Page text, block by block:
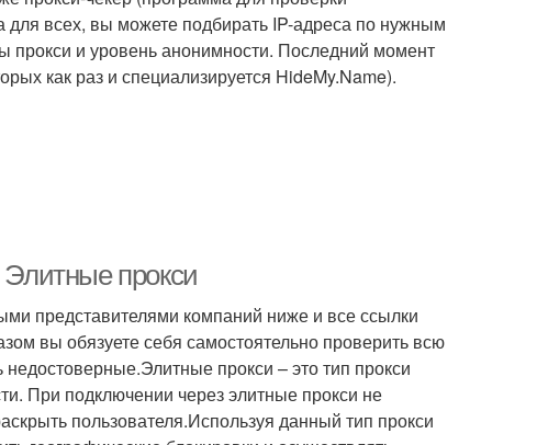
для всех, вы можете подбирать IP-адреса по нужным
прокси и уровень анонимности. Последний момент
как раз и специализируется HideMy.Name).
прокси
представителями компаний ниже и все ссылки
вы обязуете себя самостоятельно проверить всю
прокси – это тип прокси
При подключении через элитные прокси не
пользователя.Используя данный тип прокси